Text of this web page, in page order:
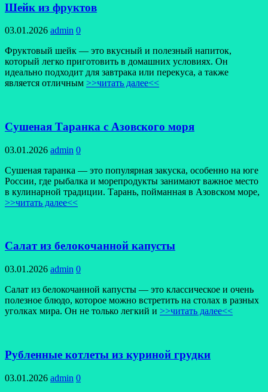
Шейк из фруктов
03.01.2026 admin 0
Фруктовый шейк — это вкусный и полезный напиток,
который легко приготовить в домашних условиях. Он
идеально подходит для завтрака или перекуса, а также
является отличным >>читать далее<<
Сушеная Таранка с Азовского моря
03.01.2026 admin 0
Сушеная таранка — это популярная закуска, особенно на юге
России, где рыбалка и морепродукты занимают важное место
в кулинарной традиции. Тарань, пойманная в Азовском море,
>>читать далее<<
Салат из белокочанной капусты
03.01.2026 admin 0
Салат из белокочанной капусты — это классическое и очень
полезное блюдо, которое можно встретить на столах в разных
уголках мира. Он не только легкий и >>читать далее<<
Рубленные котлеты из куриной грудки
03.01.2026 admin 0